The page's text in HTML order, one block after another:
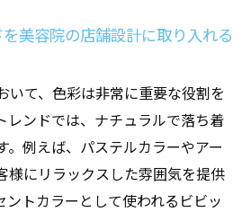
ト
ーニングとフロアプランの設計
を考慮したレイアウトの工夫
ンターデザインと機能性
美容院の店舗設計に取り入れる
いて、色彩は非常に重要な役割を
レンドでは、ナチュラルで落ち着
。例えば、パステルカラーやアー
様にリラックスした雰囲気を提供
ントカラーとして使われるビビッ